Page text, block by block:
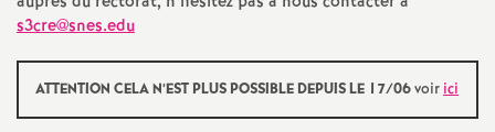
d
e
s3cre@snes.edu
ATTENTION CELAN’ESTPLUSPOSSIBLEDEPUISLE 17/06voirici